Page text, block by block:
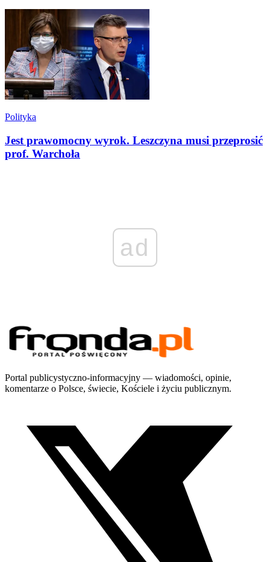
Polityka
Jest prawomocny wyrok. Leszczyna musi przeprosić
prof. Warchoła
ad
Portal publicystyczno-informacyjny — wiadomości, opinie,
komentarze o Polsce, świecie, Kościele i życiu publicznym.